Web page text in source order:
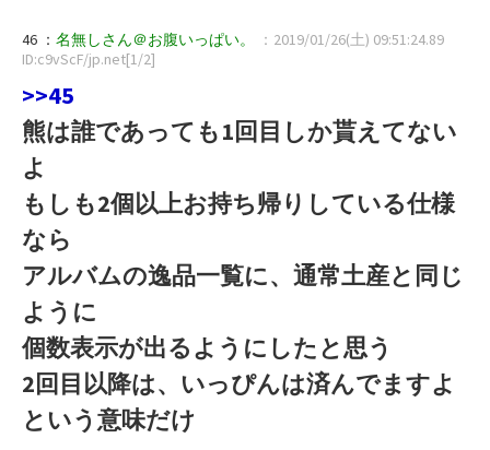
46 ： 名無しさん＠お腹いっぱい。
：2019/01/26(土) 09:51:24.89
ID:c9vScF/jp.net[1/2]
>>45
熊は誰であっても1回目しか貰えてない
よ
もしも2個以上お持ち帰りしている仕様
なら
アルバムの逸品一覧に、通常土産と同じ
ように
個数表示が出るようにしたと思う
2回目以降は、いっぴんは済んでますよ
という意味だけ